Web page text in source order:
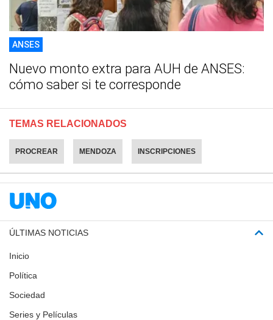
ANSES
Nuevo monto extra para AUH de ANSES:
cómo saber si te corresponde
TEMAS RELACIONADOS
PROCREAR MENDOZA INSCRIPCIONES
ÚLTIMAS NOTICIAS
Inicio
Política
Sociedad
Series y Películas